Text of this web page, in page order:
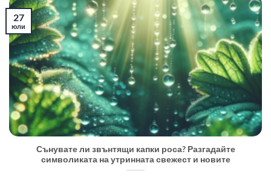
Сънувате ли звънтящи капки роса? Разгадайте
символиката на утринната свежест и новите
27
юли